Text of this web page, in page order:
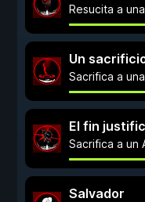
Resucita a
Un
Sacrifica a
El fin
Sacrifica a un
Salvador